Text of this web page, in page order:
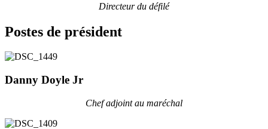
Directeur du défilé
Postes de président
Danny Doyle Jr
Chef adjoint au maréchal